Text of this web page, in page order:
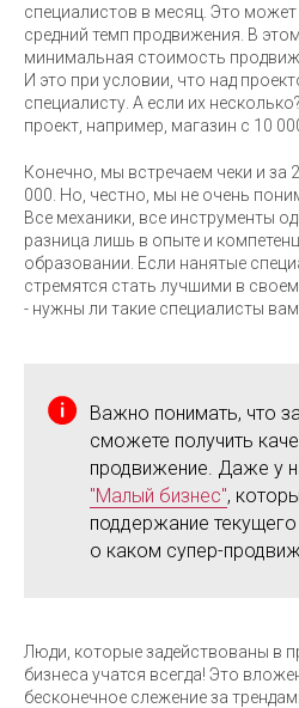
специалистов в месяц. Это
средний темп продвижения. В
минимальная стоимость
И это при условии, что над
специалисту. А если их
проект, например, магазин с 10
Конечно, мы встречаем чеки и за
000. Но, честно, мы не очень
Все механики, все инструменты
разница лишь в опыте и
образовании. Если нанятые
стремятся стать лучшими в
- нужны ли такие специалисты
Важно понимать, что
сможете получить
продвижение. Даже у
"Малый бизнес",
поддержание
о каком супер-
Люди, которые задействованы в
бизнеса учатся всегда! Это
бесконечное слежение за
8 800 201 67
87
Обсудить задачу
Социальные сети
Кейсы